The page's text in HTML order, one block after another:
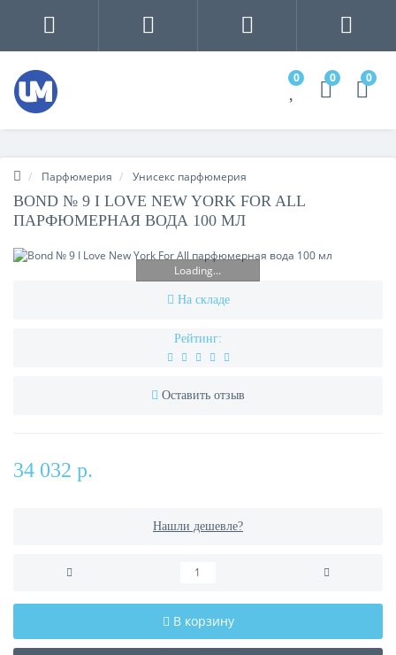
0 0 0
Парфюмерия Унисекс парфюмерия
BOND № 9 I LOVE NEW YORK FOR ALL
ПАРФЮМЕРНАЯ ВОДА 100 МЛ
Loading...
На складе
Рейтинг:
Оставить отзыв
34 032 р.
Нашли дешевле?
В корзину